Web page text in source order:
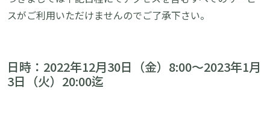
スがご利用いただけませんのでご了承下さい。
日時：2022年12月30日（金）8:00～2023年1月
3日（火）20:00迄